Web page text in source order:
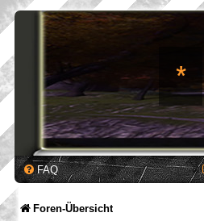
*
FAQ
Foren-Übersicht